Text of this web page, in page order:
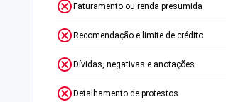
Faturamento ou renda presumida
Recomendação e limite de crédito
Dívidas, negativas e anotações
Detalhamento de protestos